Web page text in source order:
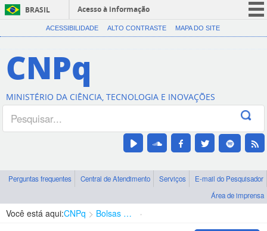
BRASIL
Acesso à informação
CORONAVÍRUS (COVID-19)
Canais
ACESSIBILIDADE ALTO CONTRASTE MAPA DO SITE
CNPq
MINISTÉRIO DA CIÊNCIA, TECNOLOGIA E INOVAÇÕES
Perguntas frequentes Central de Atendimento Serviços
E-mail do Pesquisador
Área de imprensa
Você está aqui:CNPq Bolsas e Auxílios Vigentes